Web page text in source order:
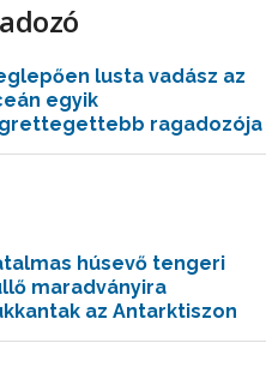
lusta vadász az
egyik
ragadozója
húsevő tengeri
maradványira
az Antarktiszon